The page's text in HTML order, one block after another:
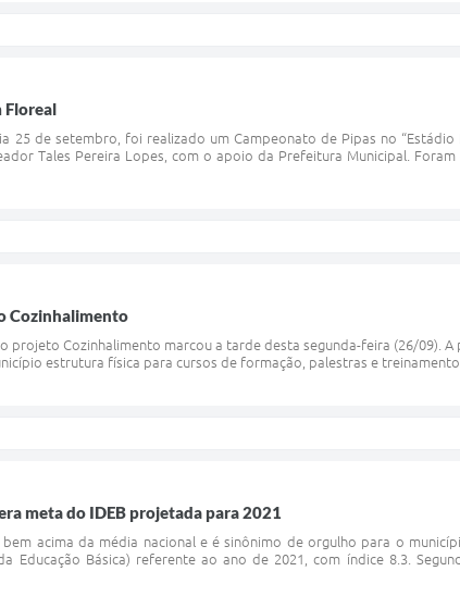
Floreal
25 de setembro, foi realizado um Campeonato de Pipas no
Tales Pereira Lopes, com o apoio da Prefeitura Municipal.
Cozinhalimento
projeto Cozinhalimento marcou a tarde desta segunda-feira (26/09).
estrutura física para cursos de formação, palestras e
meta do IDEB projetada para 2021
acima da média nacional e é sinônimo de orgulho para o
Educação Básica) referente ao ano de 2021, com índice 8.3.